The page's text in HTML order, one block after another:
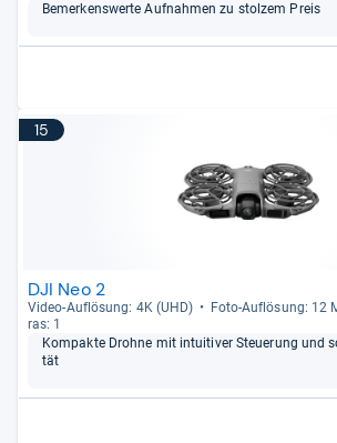
Bemer­kens­werte Auf­nah­men zu stol­zem Preis
15
DJI Neo 2
Video-​Auf­lö­sung: 4K (UHD) Foto-​Auf­lö­sung: 12
ras: 1
Kom­pakte Drohne mit intui­ti­ver Steue­rung und
tät